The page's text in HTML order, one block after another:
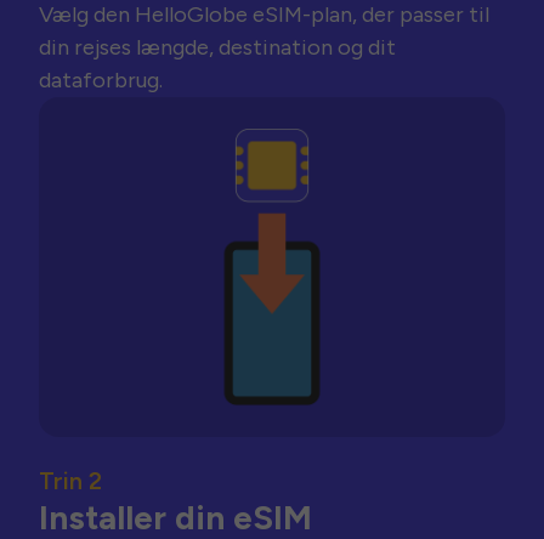
Vælg den HelloGlobe eSIM-plan, der passer til
din rejses længde, destination og dit
dataforbrug.
Trin 2
Installer din eSIM